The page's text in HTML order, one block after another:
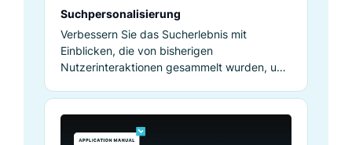
Suchpersonalisierung
Verbessern Sie das Sucherlebnis mit
Einblicken, die von bisherigen
Nutzerinteraktionen gesammelt wurden, um
Produktergebnisse bereitzustellen.